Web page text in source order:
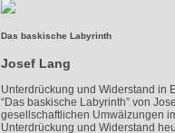
Das baskische Labyrinth
Josef Lang
Unterdrückung und Widerstand in
“Das baskische Labyrinth” von
gesellschaftlichen Umwälzungen
Unterdrückung und Widerstand